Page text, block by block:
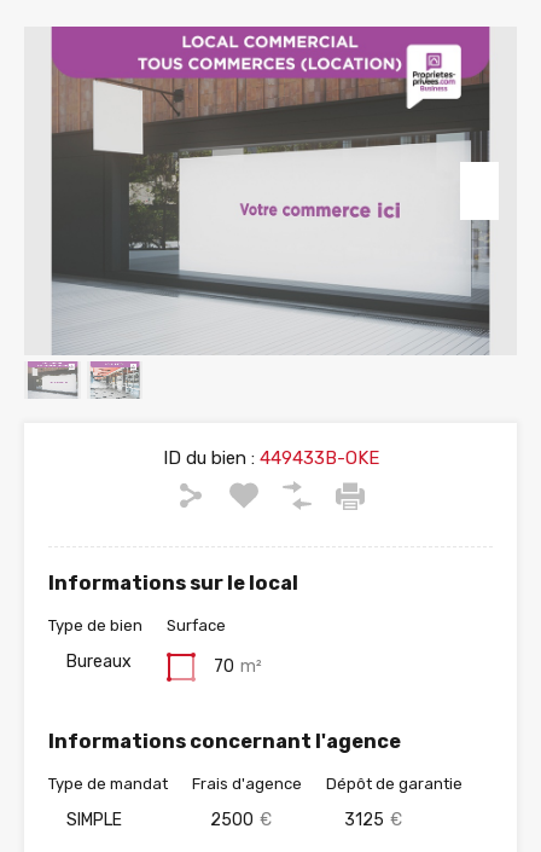
ID du bien :449433B-OKE
Informations sur le local
Type de bien
Bureaux
Surface
70 m²
Informations concernant l'agence
Type de mandat
SIMPLE
Frais d'agence
2500 €
Dépôt de garantie
3125 €